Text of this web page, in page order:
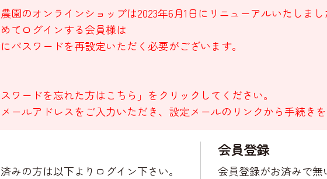
園のオンラインショップは2023年6月1日にリニューアルいたしま
てログインする会員様は
パスワードを再設定いただく必要がございます。
ワードを忘れた方はこちら」をクリックしてください。
ールアドレスをご入力いただき、設定メールのリンクから手続きを
みの方は以下よりログイン下さい。
会員登録
会員登録がお済みで